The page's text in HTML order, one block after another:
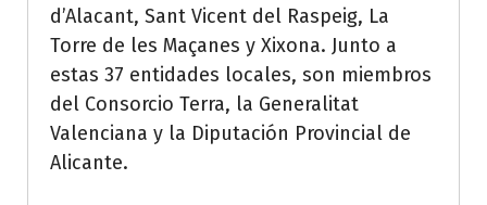
d’Alacant, Sant Vicent del Raspeig, La
Torre de les Maçanes y Xixona. Junto a
estas 37 entidades locales, son miembros
del Consorcio Terra, la Generalitat
Valenciana y la Diputación Provincial de
Alicante.